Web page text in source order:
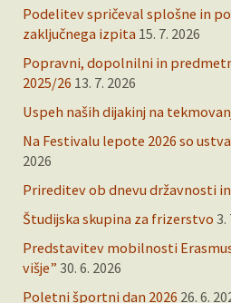
Podelitev spričeval splošne in
zaključnega izpita 15. 7. 2026
Popravni, dopolnilni in
2025/26 13. 7. 2026
Uspeh naših dijakinj na
Na Festivalu lepote 2026 so
2026
Prireditev ob dnevu državnosti
Študijska skupina za frizerstvo 3.
Predstavitev mobilnosti
višje” 30. 6. 2026
Poletni športni dan 2026 26. 6.